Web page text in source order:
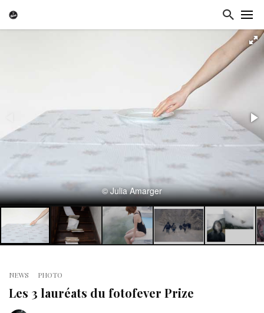
© Julia Amarger
NEWS PHOTO
Les 3 lauréats du fotofever Prize